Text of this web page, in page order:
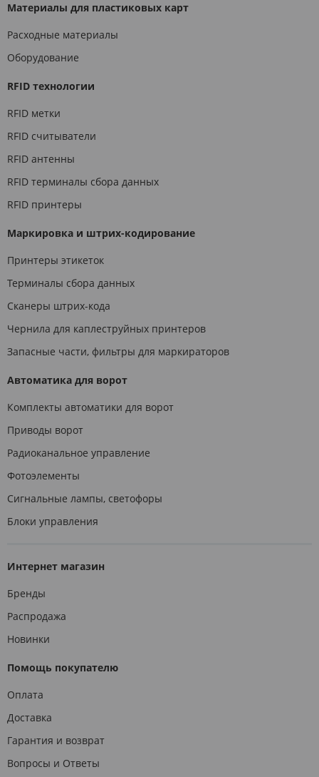
Материалы для пластиковых карт
Расходные материалы
Оборудование
RFID технологии
RFID метки
RFID считыватели
RFID антенны
RFID терминалы сбора данных
RFID принтеры
Маркировка и штрих-кодирование
Принтеры этикеток
Терминалы сбора данных
Сканеры штрих-кода
Чернила для каплеструйных принтеров
Запасные части, фильтры для маркираторов
Автоматика для ворот
Комплекты автоматики для ворот
Приводы ворот
Радиоканальное управление
Фотоэлементы
Сигнальные лампы, светофоры
Блоки управления
Интернет магазин
Бренды
Распродажа
Новинки
Помощь покупателю
Оплата
Доставка
Гарантия и возврат
Вопросы и Ответы